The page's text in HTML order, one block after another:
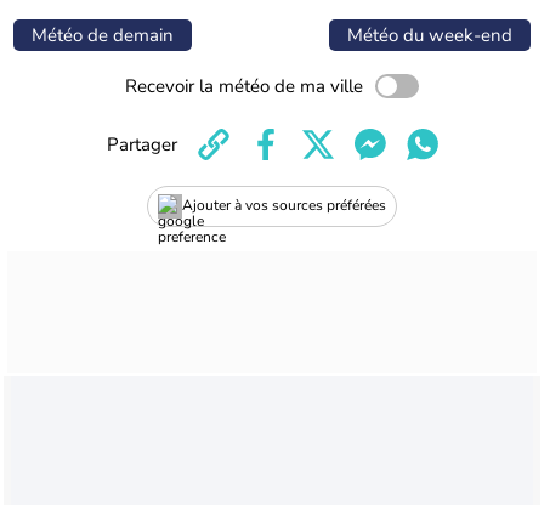
Météo de demain Météo du week-end
Recevoir la météo de ma ville
Ajouter à vos sources préférées
Partager